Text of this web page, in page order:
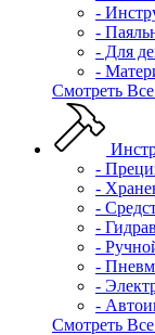
-
-
- Для
-
Смотреть
-
-
-
-
-
-
-
-
Смотреть